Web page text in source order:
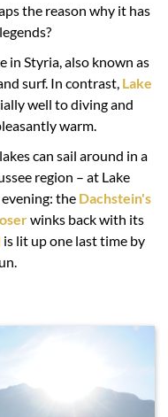
the reason why it has
in Styria, also known as
surf. In contrast, Lake
well to diving and
warm.
can sail around in a
region – at Lake
the Dachstein's
winks back with its
is lit up one last time by